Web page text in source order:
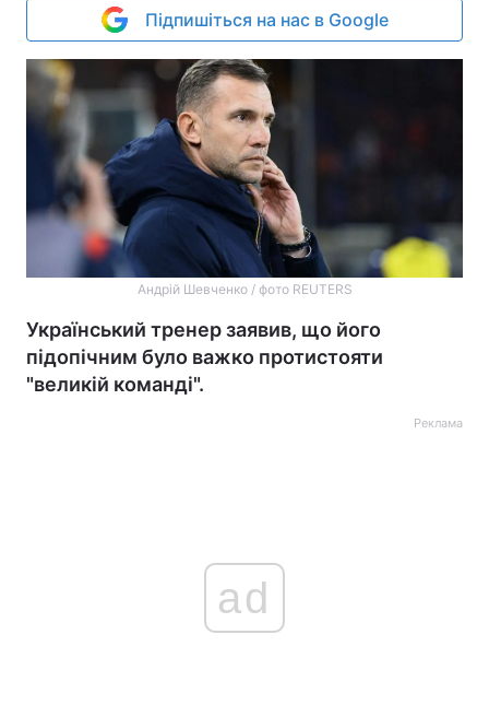
Підпишіться на нас в Google
Андрій Шевченко / фото REUTERS
Український тренер заявив, що його
підопічним було важко протистояти
"великій команді".
Реклама
ad